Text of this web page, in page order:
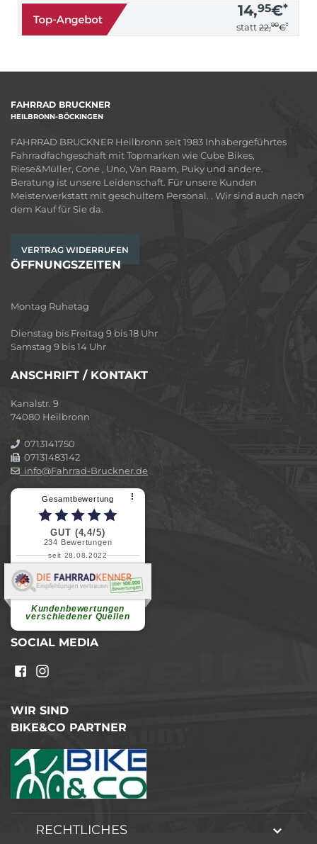
14,95€*
statt 22,90€*
FAHRRAD BRUCKNER
HEILBRONN-BÖCKINGEN
FAHRRAD BRUCKNER Heilbronn seit 1983 Inhabergeführtes
Fahrradfachgeschäft mit Topmarken wie Cube Bikes,
Riese&Müller, Cone , Uno, Van Raam, Puky und andere.
Beratung ist unsere Leidenschaft. Für unsere Kunden
Meisterwerkstatt mit geschultem Personal. . Wir sind auch nach
dem Kauf für Sie da.
VERTRAG WIDERRUFEN
ÖFFNUNGSZEITEN
Montag Ruhetag
Dienstag bis Freitag 9 bis 18 Uhr
Samstag 9 bis 14 Uhr
ANSCHRIFT / KONTAKT
Kanalstr. 9
74080 Heilbronn
0713141750
07131483142
info@Fahrrad-Bruckner.de
Gesamtbewertung ⠇
GUT (4,4/5)
234 Bewertungen
seit 28.08.2022
Kundenbewertungen
verschiedener Quellen
Elvira B.
Superschnelle und freundliche
weiterlesen
SOCIAL MEDIA
WIR SIND
BIKE&CO PARTNER
RECHTLICHES